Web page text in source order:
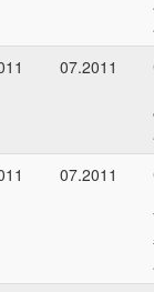
07.2011
07.2011